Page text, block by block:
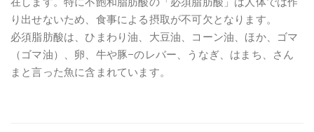
り出せないため、食事による摂取が不可欠となります。
必須脂肪酸は、ひまわり油、大豆油、コーン油、ほか、ゴマ
（ゴマ油）、卵、牛や豚−のレバー、うなぎ、はまち、さん
まと言った魚に含まれています。